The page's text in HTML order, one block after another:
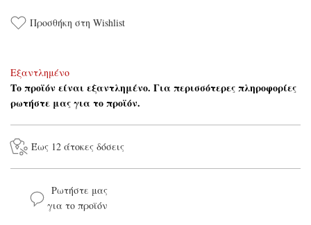
Προσθήκη στη Wishlist
Εξαντλημένο
Το προϊόν είναι εξαντλημένο. Για περισσότερες πληροφορίες
ρωτήστε μας για το προϊόν.
Έως 12 άτοκες δόσεις
Ρωτήστε μας
για το προϊόν